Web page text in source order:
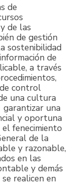
de
de las
de gestión
sostenibilidad
de
a través
control
una cultura
una
y oportuna
fenecimiento
de la
y razonable,
en las
y demás
realicen en